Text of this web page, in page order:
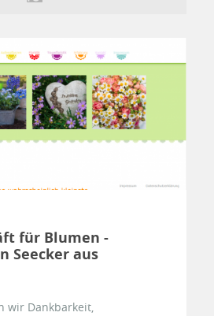
für Blumen -
Seecker aus
wir Dankbarkeit,